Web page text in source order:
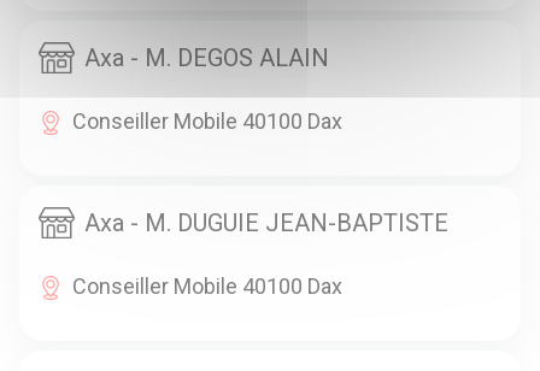
Axa - M. DEGOS ALAIN
Conseiller Mobile 40100 Dax
Axa - M. DUGUIE JEAN-BAPTISTE
Conseiller Mobile 40100 Dax